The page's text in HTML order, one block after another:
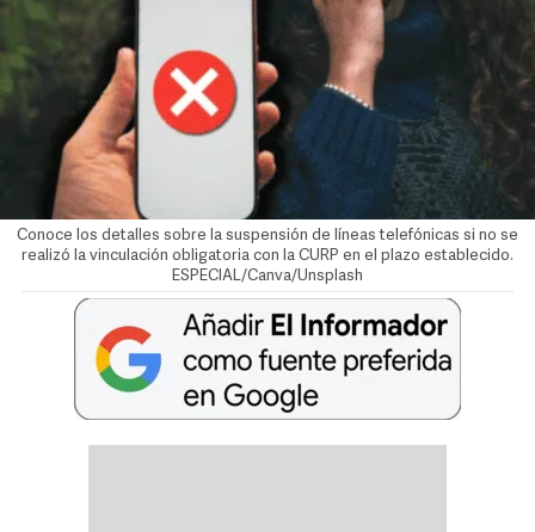
Conoce los detalles sobre la suspensión de líneas telefónicas si no se
realizó la vinculación obligatoria con la CURP en el plazo establecido.
ESPECIAL/Canva/Unsplash